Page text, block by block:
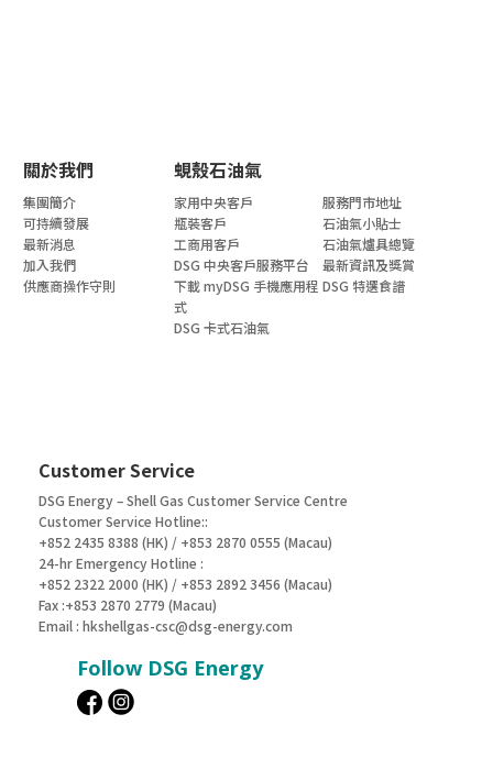
關於我們 蜆殼石油氣
集團簡介
可持續發展
最新消息
加入我們
供應商操作守則
家用中央客戶
瓶裝客戶
工商用客戶
DSG 中央客戶服務平台
下載 myDSG 手機應用程
式
DSG 卡式石油氣
服務門市地址
石油氣小貼士
石油氣爐具總覽
最新資訊及獎賞
DSG 特選食譜
Customer Service
DSG Energy – Shell Gas Customer Service Centre
Customer Service Hotline::
+852 2435 8388 (HK) / +853 2870 0555 (Macau)
24-hr Emergency Hotline :
+852 2322 2000 (HK) / +853 2892 3456 (Macau)
Fax :+853 2870 2779 (Macau)
Email : hkshellgas-csc@dsg-energy.com
Follow DSG Energy